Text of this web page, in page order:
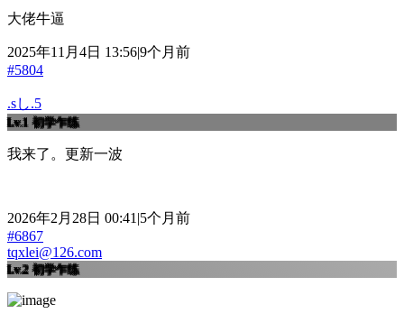
大佬牛逼
2025年11月4日 13:56|9个月前
#5804
.sし.5
Lv.1 初学乍练
我来了。更新一波
2026年2月28日 00:41|5个月前
#6867
tqxlei@126.com
Lv.2 初学乍练